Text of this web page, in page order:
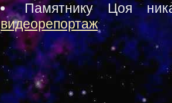
Памятнику Цоя
видеорепортаж